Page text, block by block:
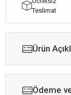
Teslimat
Ürün
Ödeme